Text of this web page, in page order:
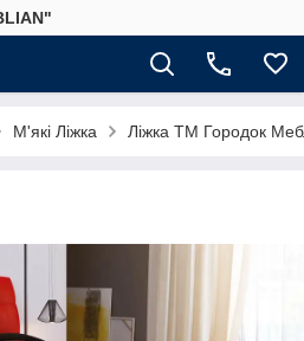
М'які Ліжка Ліжка ТМ Городок